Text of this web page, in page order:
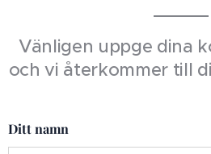
Vänligen uppge dina
och vi återkommer till
Ditt namn